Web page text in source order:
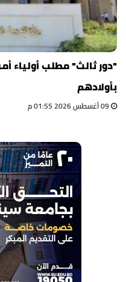
"دور ثالث" مطلب أولياء
بأولادهم